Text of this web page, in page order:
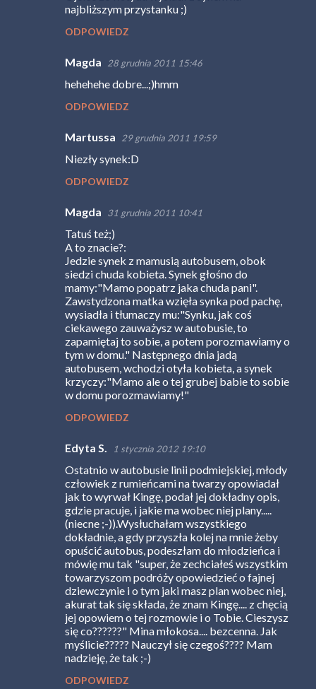
najbliższym przystanku ;)
ODPOWIEDZ
Magda 28 grudnia 2011 15:46
hehehehe dobre...;)hmm
ODPOWIEDZ
Martussa 29 grudnia 2011 19:59
Niezły synek:D
ODPOWIEDZ
Magda 31 grudnia 2011 10:41
Tatuś też;)
A to znacie?:
Jedzie synek z mamusią autobusem, obok
siedzi chuda kobieta. Synek głośno do
mamy:"Mamo popatrz jaka chuda pani".
Zawstydzona matka wzięła synka pod pachę,
wysiadła i tłumaczy mu:"Synku, jak coś
ciekawego zauważysz w autobusie, to
zapamiętaj to sobie, a potem porozmawiamy o
tym w domu." Następnego dnia jadą
autobusem, wchodzi otyła kobieta, a synek
krzyczy:"Mamo ale o tej grubej babie to sobie
w domu porozmawiamy!"
ODPOWIEDZ
Edyta S. 1 stycznia 2012 19:10
Ostatnio w autobusie linii podmiejskiej, młody
człowiek z rumieńcami na twarzy opowiadał
jak to wyrwał Kingę, podał jej dokładny opis,
gdzie pracuje, i jakie ma wobec niej plany.....
(niecne ;-)).Wysłuchałam wszystkiego
dokładnie, a gdy przyszła kolej na mnie żeby
opuścić autobus, podeszłam do młodzieńca i
mówię mu tak "super, że zechciałeś wszystkim
towarzyszom podróży opowiedzieć o fajnej
dziewczynie i o tym jaki masz plan wobec niej,
akurat tak się składa, że znam Kingę.... z chęcią
jej opowiem o tej rozmowie i o Tobie. Cieszysz
się co??????" Mina młokosa.... bezcenna. Jak
myślicie????? Nauczył się czegoś???? Mam
nadzieję, że tak ;-)
ODPOWIEDZ